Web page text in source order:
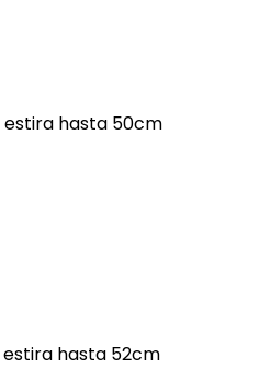
hasta 50cm
hasta 52cm